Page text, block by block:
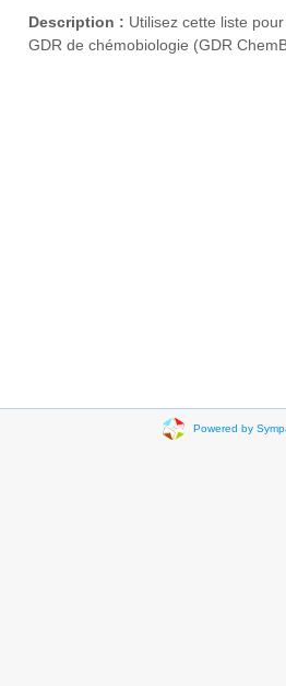
Description : Utilisez cette liste
GDR de chémobiologie (GDR
Powered by